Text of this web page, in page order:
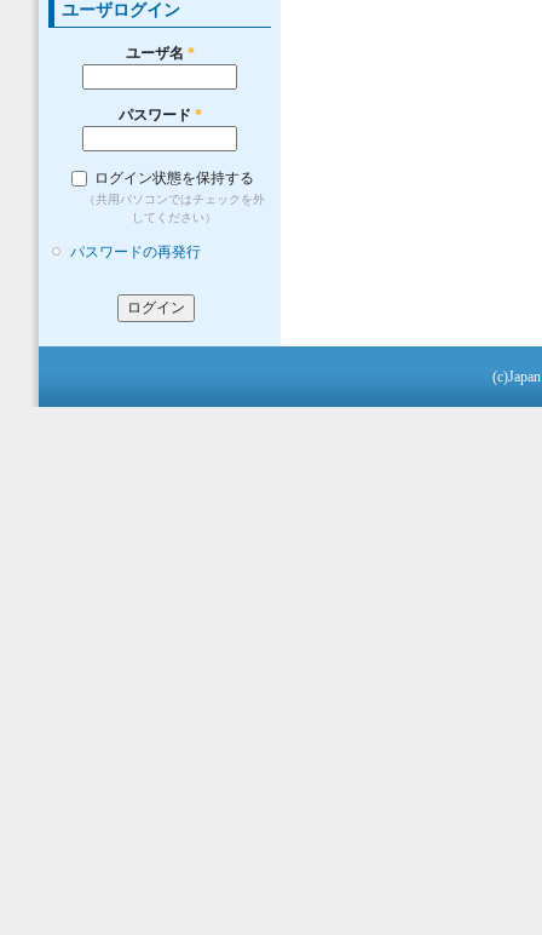
ユーザログイン
ユーザ名 *
パスワード *
ログイン状態を保持する
（共用パソコンではチェックを外
してください）
パスワードの再発行